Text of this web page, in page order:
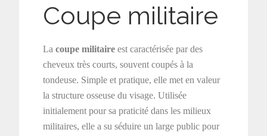
Coupe militaire
Lacoupe militaire est caractérisée par des
cheveux très courts, souvent coupés à la
tondeuse. Simple et pratique, elle met en valeur
la structure osseuse du visage. Utilisée
initialement pour sa praticité dans les milieux
militaires, elle a su séduire un large public pour